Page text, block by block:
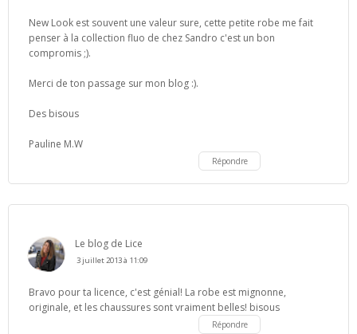
New Look est souvent une valeur sure, cette petite robe me fait
penser à la collection fluo de chez Sandro c'est un bon
compromis ;).
Merci de ton passage sur mon blog :).
Des bisous
Pauline M.W
Répondre
Le blog de Lice
3 juillet 2013 à 11:09
Bravo pour ta licence, c'est génial! La robe est mignonne,
originale, et les chaussures sont vraiment belles! bisous
Répondre